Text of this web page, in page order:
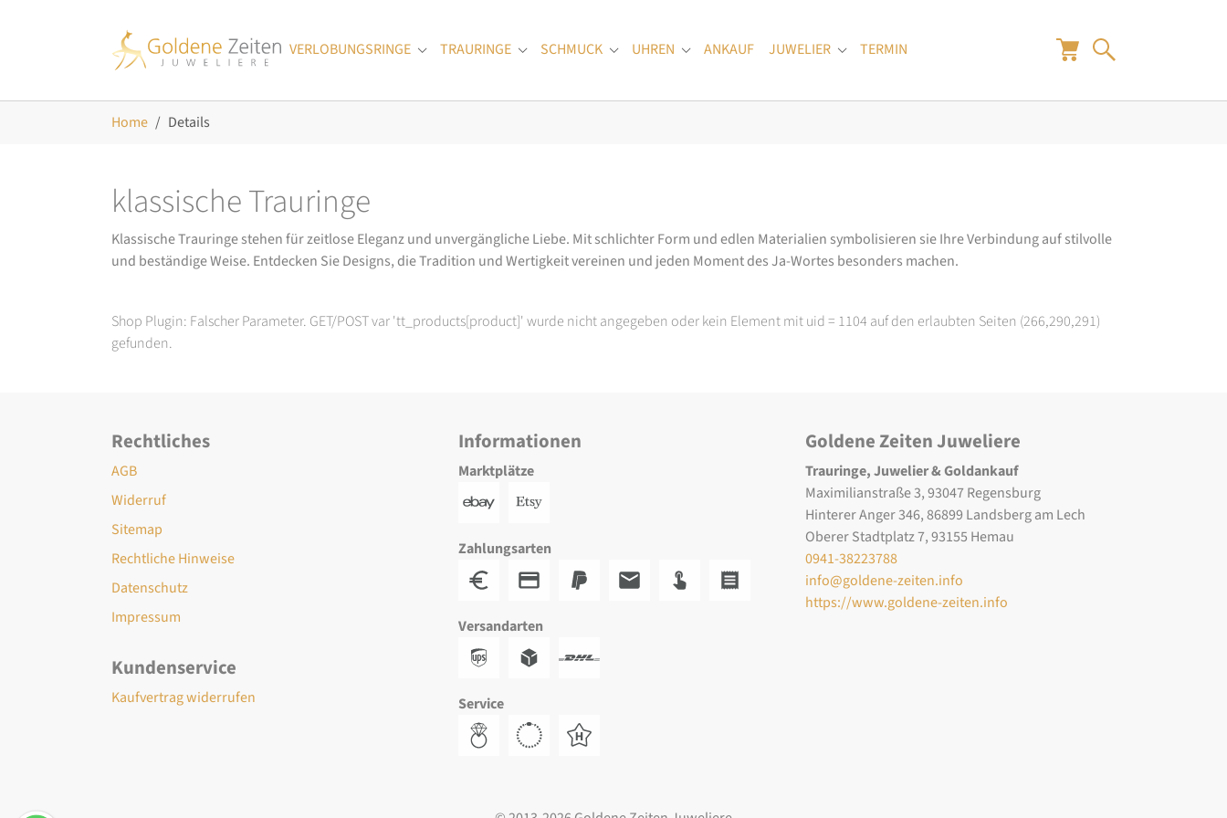
VERLOBUNGSRINGE
Submenu for "Verlobungsringe"
TRAURINGE Submenu for "Trauringe"
SCHMUCK Submenu for "Schmuck"
UHREN Submenu for "Uhren"
ANKAUF JUWELIER Submenu for "Juwelier"
TERMIN
Home Details
klassische Trauringe
Klassische Trauringe stehen für zeitlose Eleganz und unvergängliche Liebe. Mit schlichter Form und edlen Materialien symbolisieren sie Ihre Verbindung auf stilvolle
und beständige Weise. Entdecken Sie Designs, die Tradition und Wertigkeit vereinen und jeden Moment des Ja-Wortes besonders machen.
Shop Plugin: Falscher Parameter. GET/POST var 'tt_products[product]' wurde nicht angegeben oder kein Element mit uid = 1104 auf den erlaubten Seiten (266,290,291)
gefunden.
Rechtliches
AGB
Widerruf
Sitemap
Rechtliche Hinweise
Datenschutz
Impressum
Kundenservice
Kaufvertrag widerrufen
Informationen
Marktplätze
Zahlungsarten
Versandarten
Service
Goldene Zeiten Juweliere
Trauringe, Juwelier & Goldankauf
Maximilianstraße 3, 93047 Regensburg
Hinterer Anger 346, 86899 Landsberg am Lech
Oberer Stadtplatz 7, 93155 Hemau
0941-38223788
info@goldene-zeiten.info
https://www.goldene-zeiten.info